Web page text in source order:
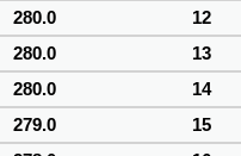
280.0
12
280.0
13
280.0
14
279.0
15